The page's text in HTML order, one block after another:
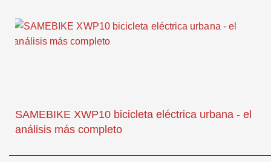
SAMEBIKE XWP10 bicicleta eléctrica urbana - el
análisis más completo